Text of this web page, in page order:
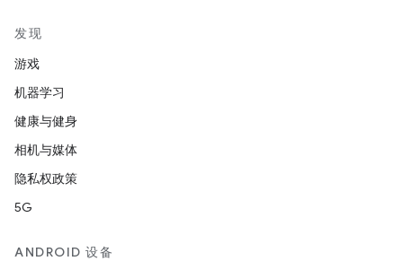
发现
游戏
机器学习
健康与健身
相机与媒体
隐私权政策
5G
ANDROID 设备